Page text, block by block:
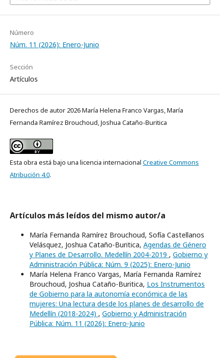
Número
Núm. 11 (2026): Enero-Junio
Sección
Artículos
Derechos de autor 2026 María Helena Franco Vargas, María
Fernanda Ramírez Brouchoud, Joshua Cataño-Buritica
Esta obra está bajo una licencia internacional Creative Commons
Atribución 4.0.
Artículos más leídos del mismo autor/a
María Fernanda Ramírez Brouchoud, Sofía Castellanos
Velásquez, Joshua Cataño-Buritica, Agendas de Género
y Planes de Desarrollo. Medellín 2004-2019 , Gobierno y
Administración Pública: Núm. 9 (2025): Enero-Junio
María Helena Franco Vargas, María Fernanda Ramírez
Brouchoud, Joshua Cataño-Buritica, Los Instrumentos
de Gobierno para la autonomía económica de las
mujeres: Una lectura desde los planes de desarrollo de
Medellín (2018-2024) , Gobierno y Administración
Pública: Núm. 11 (2026): Enero-Junio